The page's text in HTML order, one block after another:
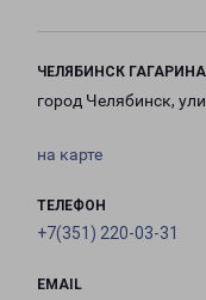
ЧЕЛЯБИНСК
город Челябинск,
на карте
ТЕЛЕФОН
+7(351) 220-03-31
EMAIL